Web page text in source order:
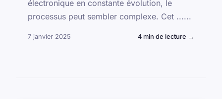
électronique en constante évolution, le
processus peut sembler complexe. Cet ......
7 janvier 2025 4 min de lecture →